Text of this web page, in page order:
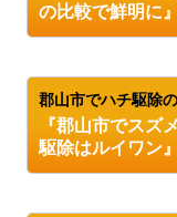
の比較で鮮明に
郡山市でハチ駆除
『郡山市でスズ
駆除はルイワン